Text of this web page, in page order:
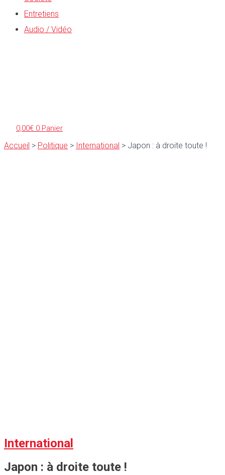
Entretiens
Audio / Vidéo
0,00€ 0 Panier
Accueil > Politique > International > Japon : à droite toute !
International
Japon : à droite toute !